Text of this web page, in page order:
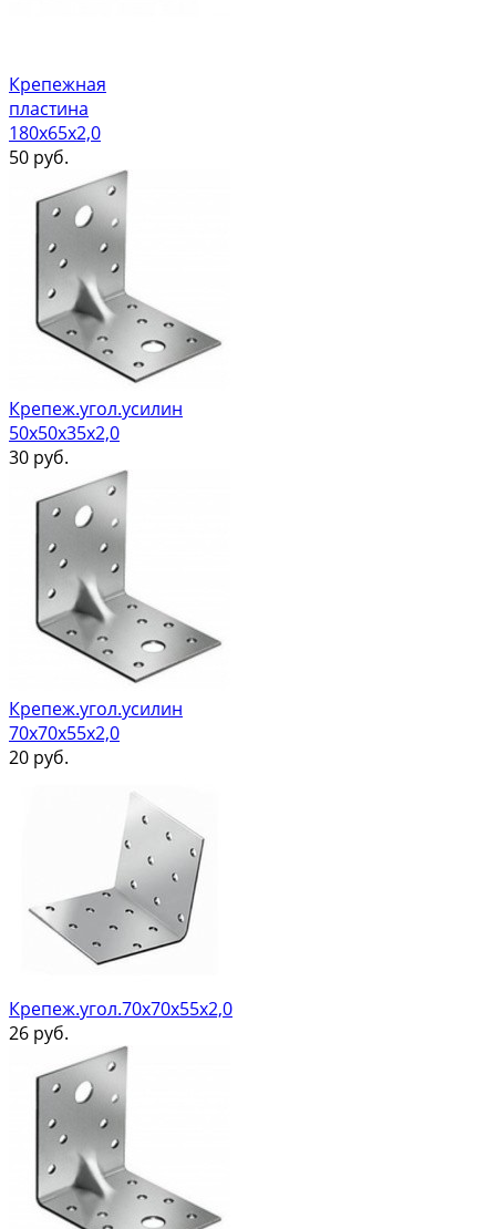
Крепежная
пластина
180х65х2,0
50 руб.
Крепеж.угол.усилин
50х50х35х2,0
30 руб.
Крепеж.угол.усилин
70х70х55х2,0
20 руб.
Крепеж.угол.70х70х55х2,0
26 руб.